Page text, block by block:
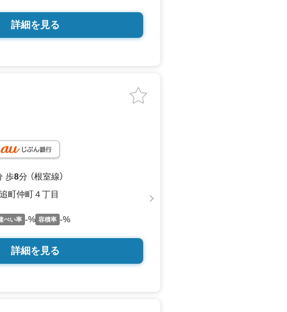
埋設されておりますが、宅地内への引き
は別途必要です。n※下水は個別浄化槽で
詳細を見る
歩8分 （根室線）
町仲町４丁目
ぺい率 -% 容積率 -%
詳細を見る